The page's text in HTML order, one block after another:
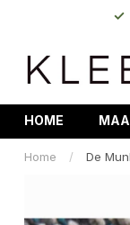
HOME
Home / De